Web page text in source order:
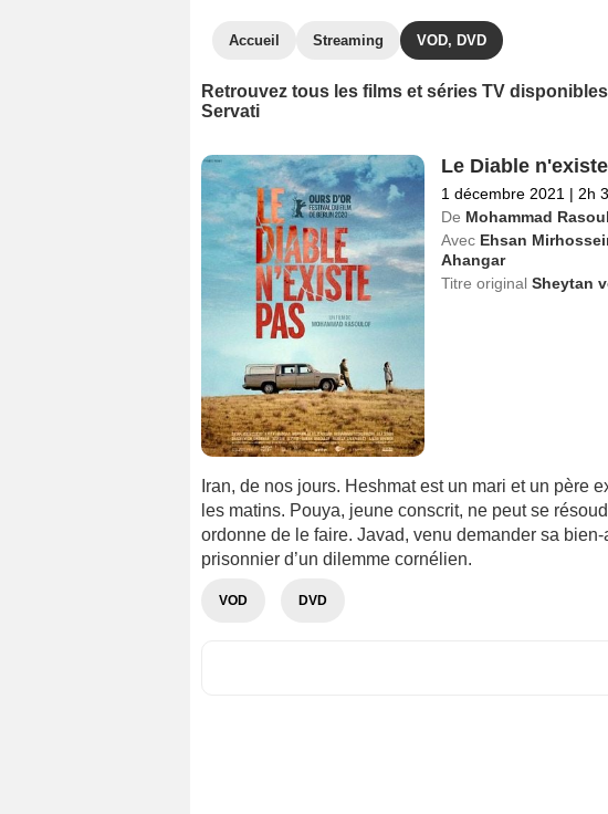
Accueil Streaming VOD, DVD
Retrouvez tous les films et séries TV
Servati
Le Diable
1 décembre 2021 | 2h
De Mohammad
Avec Ehsan
Ahangar
Titre original Sheytan
Iran, de nos jours. Heshmat est un mari et un père
les matins. Pouya, jeune conscrit, ne peut se
ordonne de le faire. Javad, venu demander sa
prisonnier d’un dilemme cornélien.
VOD DVD